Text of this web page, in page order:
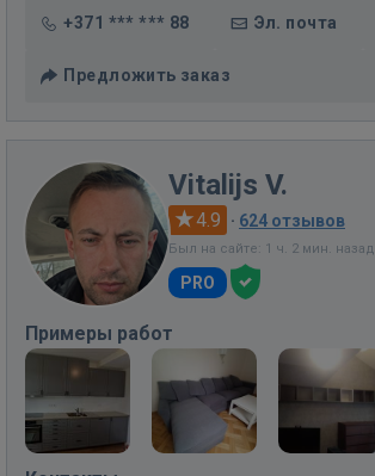
+371 *** *** 88 Эл. почта
Предложить заказ
Vitalijs V.
4.9 · 624 отзывов
Был на сайте: 1 ч. 2 мин. назад
PRO
Примеры работ